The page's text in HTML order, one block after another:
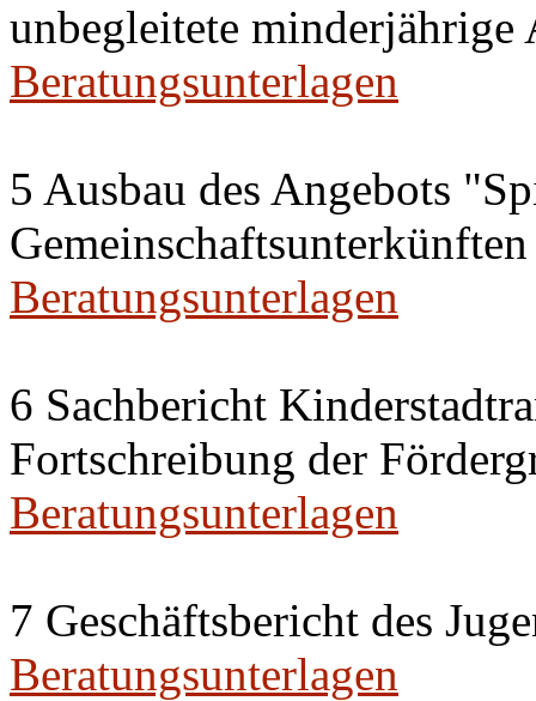
unbegleitete
Beratungsunterlagen
5 Ausbau des Angebots
Gemeinschaftsunterkünften
Beratungsunterlagen
6 Sachbericht
Fortschreibung der
Beratungsunterlagen
7 Geschäftsbericht des
Beratungsunterlagen